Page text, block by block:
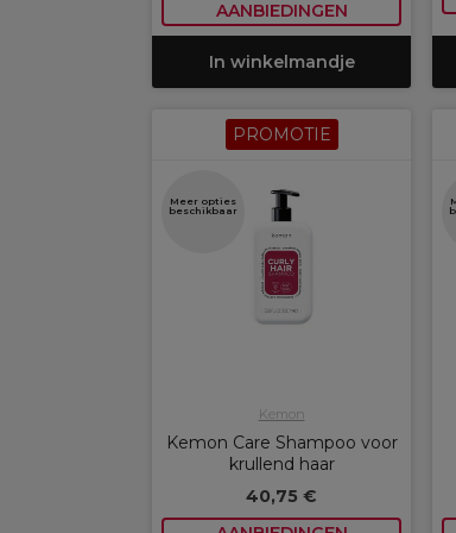
AANBIEDINGEN
In winkelmandje
PROMOTIE
Meer opties
beschikbaar
Kemon
Kemon Care Shampoo voor
krullend haar
40,75 €